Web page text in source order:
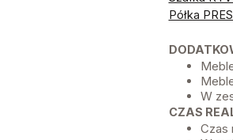
Półka
W
CZAS
Czas